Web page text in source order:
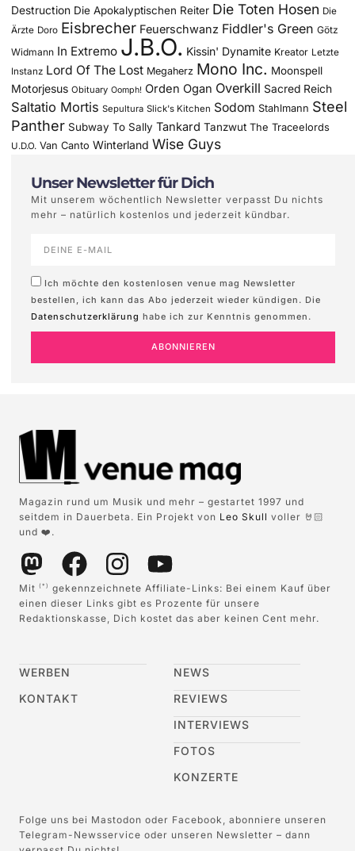
Destruction Die Apokalyptischen Reiter Die Toten Hosen Die
Ärzte Doro Eisbrecher Feuerschwanz Fiddler's Green Götz
Widmann In Extremo J.B.O. Kissin' Dynamite Kreator Letzte
Instanz Lord Of The Lost Megaherz Mono Inc. Moonspell
Motorjesus Obituary Oomph! Orden Ogan Overkill Sacred Reich
Saltatio Mortis Sepultura Slick's Kitchen Sodom Stahlmann Steel
Panther Subway To Sally Tankard Tanzwut The Traceelords
U.D.O. Van Canto Winterland Wise Guys
Unser Newsletter für Dich
Mit unserem wöchentlich Newsletter verpasst Du nichts
mehr – natürlich kostenlos und jederzeit kündbar.
Ich möchte den kostenlosen venue mag Newsletter
bestellen, ich kann das Abo jederzeit wieder kündigen. Die
Datenschutzerklärung habe ich zur Kenntnis genommen.
ABONNIEREN
Magazin rund um Musik und mehr – gestartet 1997 und
seitdem in Dauerbeta. Ein Projekt von Leo Skull voller 🤘🏻
und ❤️.
Mit (*)
gekennzeichnete Affiliate-Links: Bei einem Kauf über
einen dieser Links gibt es Prozente für unsere
Redaktionskasse, Dich kostet das aber keinen Cent mehr.
WERBEN
KONTAKT
NEWS
REVIEWS
INTERVIEWS
FOTOS
KONZERTE
Folge uns bei Mastodon oder Facebook, abonniere unseren
Telegram-Newsservice oder unseren Newsletter – dann